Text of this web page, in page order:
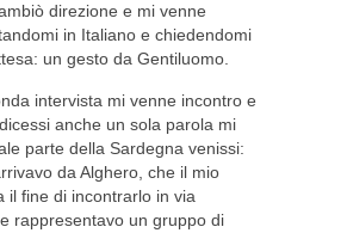
direzione e mi venne
in Italiano e chiedendomi
un gesto da Gentiluomo.
intervista mi venne incontro e
anche un sola parola mi
parte della Sardegna venissi:
da Alghero, che il mio
il fine di incontrarlo in via
rappresentavo un gruppo di